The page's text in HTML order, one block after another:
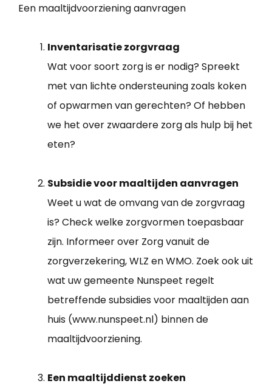
Een maaltijdvoorziening aanvragen
Inventarisatie zorgvraag
Wat voor soort zorg is er nodig? Spreekt
met van lichte ondersteuning zoals koken
of opwarmen van gerechten? Of hebben
we het over zwaardere zorg als hulp bij het
eten?
Subsidie voor maaltijden aanvragen
Weet u wat de omvang van de zorgvraag
is? Check welke zorgvormen toepasbaar
zijn. Informeer over Zorg vanuit de
zorgverzekering, WLZ en WMO. Zoek ook uit
wat uw gemeente Nunspeet regelt
betreffende subsidies voor maaltijden aan
huis (www.nunspeet.nl) binnen de
maaltijdvoorziening.
Een maaltijddienst zoeken